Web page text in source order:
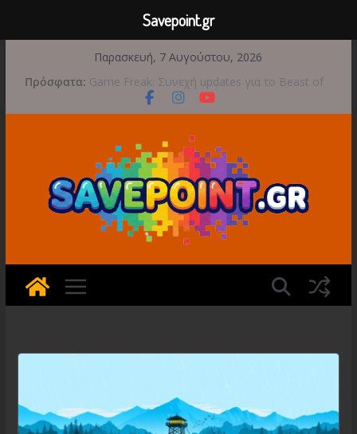
περιεχόμενο
Παρασκευή, 7 Αυγούστου, 2026
Πρόσφατα: Game Freak: Συνεχή updates για το Beast of
Reincarnation μετά την ανάμεικτη υποδοχή
Μια φωτογραφική περιπέτεια συνεχίζεται στο
Διασχίστε τους ουρανούς με το Wild Blue
Skies αυτό το φθινόπωρο
Διακοπές και παιχνίδι για όλη την οικογένεια!
Έρχεται 1η Σεπτεμβρίου το Crimson Moon
Savepoint.gr